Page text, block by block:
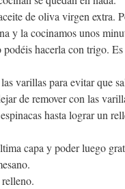
de oliva virgen extra.
y la cocinamos unos
hacerla con trigo.
varillas para evitar que
de remover con las
hasta lograr un
capa y poder luego